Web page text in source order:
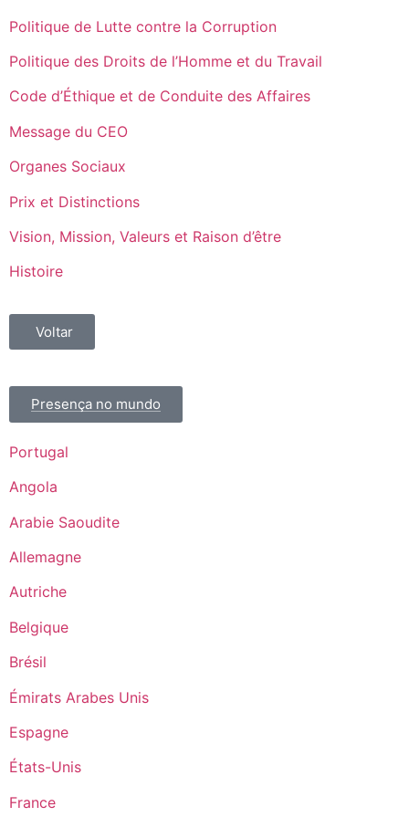
Politique de Lutte contre la Corruption
Politique des Droits de l’Homme et du Travail
Code d’Éthique et de Conduite des Affaires
Message du CEO
Organes Sociaux
Prix et Distinctions
Vision, Mission, Valeurs et Raison d’être
Histoire
Voltar
Presença no mundo
Portugal
Angola
Arabie Saoudite
Allemagne
Autriche
Belgique
Brésil
Émirats Arabes Unis
Espagne
États-Unis
France